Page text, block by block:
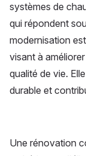
systèmes de
qui répondent
modernisation
visant à
qualité de vie.
durable et
Une rénovation